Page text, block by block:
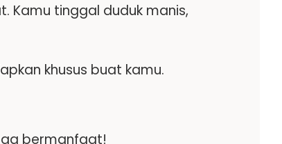
Kamu tinggal duduk manis,
khusus buat kamu.
bermanfaat!